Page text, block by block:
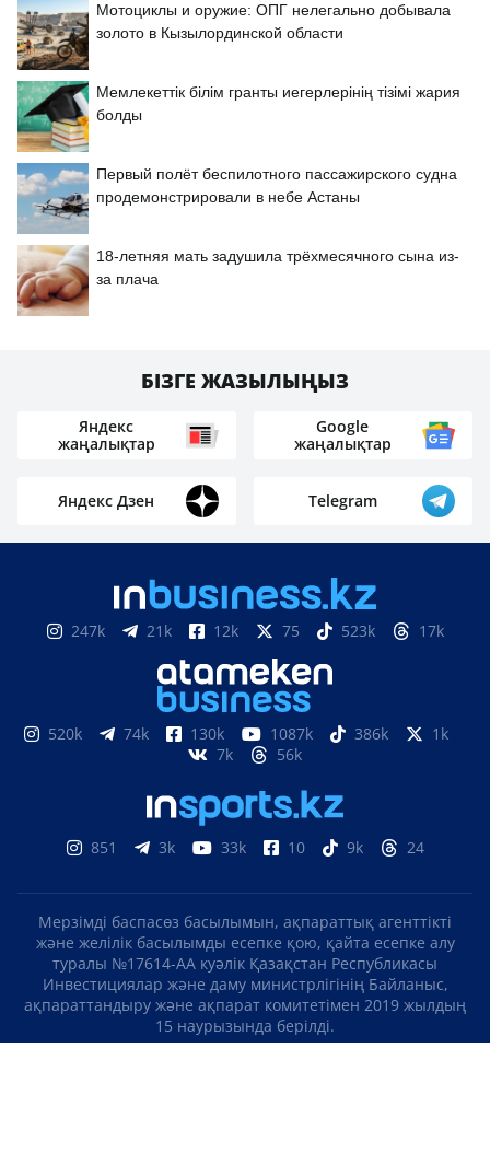
Мотоциклы и оружие: ОПГ нелегально добывала
золото в Кызылординской области
Мемлекеттік білім гранты иегерлерінің тізімі жария
болды
Первый полёт беспилотного пассажирского судна
продемонстрировали в небе Астаны
18-летняя мать задушила трёхмесячного сына из-
за плача
БІЗГЕ ЖАЗЫЛЫҢЫЗ
Яндекс
жаңалықтар
Google
жаңалықтар
Яндекс Дзен Telegram
247k 21k 12k 75 523k 17k
520k 74k 130k 1087k 386k
1k
7k
56k
851 3k 33k 10 9k 24
Мерзімді баспасөз басылымын, ақпараттық агенттікті
және желілік басылымды есепке қою, қайта есепке алу
туралы №17614-АА куәлік Қазақстан Республикасы
Инвестициялар және даму министрлігінің Байланыс,
ақпараттандыру және ақпарат комитетімен 2019 жылдың
15 наурызында берілді.